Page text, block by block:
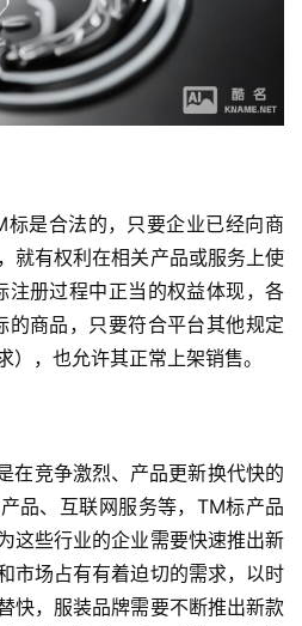
就有权利在相关产品或服务上使
注册过程中正当的权益体现，各
的商品，只要符合平台其他规定
），也允许其正常上架销售。
品、互联网服务等，TM标产品
这些行业的企业需要快速推出新
市场占有有着迫切的需求，以时
快，服装品牌需要不断推出新款